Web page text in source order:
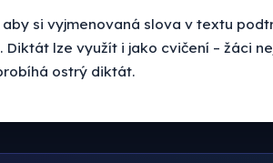
si vyjmenovaná slova v textu
Diktát lze využít i jako cvičení – žáci
ostrý diktát.